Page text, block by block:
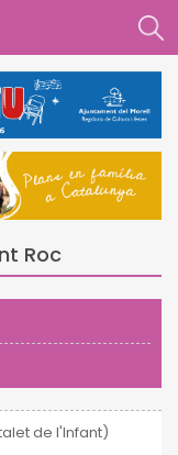
Roc
de l'Infant)